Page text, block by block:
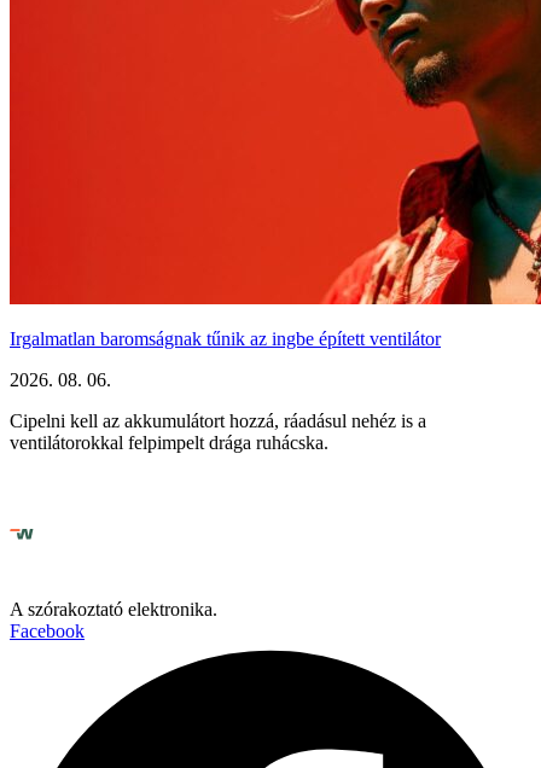
Irgalmatlan baromságnak tűnik az ingbe épített ventilátor
2026. 08. 06.
Cipelni kell az akkumulátort hozzá, ráadásul nehéz is a
ventilátorokkal felpimpelt drága ruhácska.
A szórakoztató elektronika.
Facebook